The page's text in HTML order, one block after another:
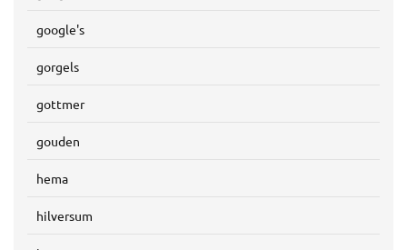
google's
gorgels
gottmer
gouden
hema
hilversum